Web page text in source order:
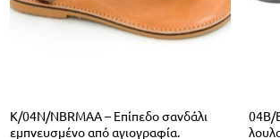
K/04N/NBRMAA – Επίπεδο σανδάλι
εμπνευσμένο από αγιογραφία.
04B/